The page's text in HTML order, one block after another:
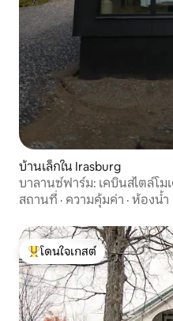
บ้านเล็กใน Irasburg
บาลานซ์ฟาร์ม: เคบินสไตล์โม
สถานที่ · ความคุ้มค่า · ห้องน้ำ
โดนใจเกสต์ที่สุด
โดนใจเกสต์